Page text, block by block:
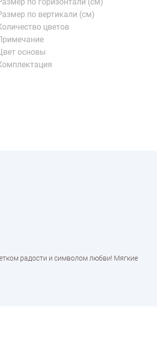
по вертикали (см)
цветов
основы
радости и символом любви! Мягкие